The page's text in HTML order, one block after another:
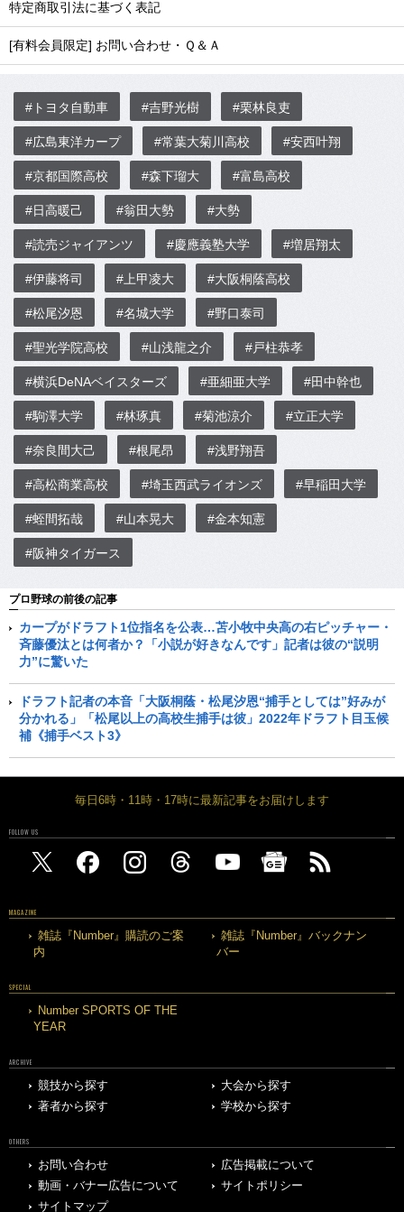
特定商取引法に基づく表記
[有料会員限定] お問い合わせ・Ｑ＆Ａ
#トヨタ自動車 #吉野光樹 #栗林良吏
#広島東洋カープ #常葉大菊川高校 #安西叶翔
#京都国際高校 #森下瑠大 #富島高校
#日高暖己 #翁田大勢 #大勢
#読売ジャイアンツ #慶應義塾大学 #増居翔太
#伊藤将司 #上甲凌大 #大阪桐蔭高校
#松尾汐恩 #名城大学 #野口泰司
#聖光学院高校 #山浅龍之介 #戸柱恭孝
#横浜DeNAベイスターズ #亜細亜大学 #田中幹也
#駒澤大学 #林琢真 #菊池涼介 #立正大学
#奈良間大己 #根尾昂 #浅野翔吾
#高松商業高校 #埼玉西武ライオンズ #早稲田大学
#蛭間拓哉 #山本晃大 #金本知憲
#阪神タイガース
プロ野球の前後の記事
カープがドラフト1位指名を公表…苫小牧中央高の右ピッチャー・
斉藤優汰とは何者か？「小説が好きなんです」記者は彼の“説明
力”に驚いた
ドラフト記者の本音「大阪桐蔭・松尾汐恩“捕手としては”好みが
分かれる」「松尾以上の高校生捕手は彼」2022年ドラフト目玉候
補《捕手ベスト3》
毎日6時・11時・17時に最新記事をお届けします
FOLLOW US
MAGAZINE
雑誌『Number』購読のご案
内
雑誌『Number』バックナン
バー
SPECIAL
Number SPORTS OF THE
YEAR
ARCHIVE
競技から探す
大会から探す
著者から探す
学校から探す
OTHERS
お問い合わせ
広告掲載について
動画・バナー広告について
サイトポリシー
サイトマップ